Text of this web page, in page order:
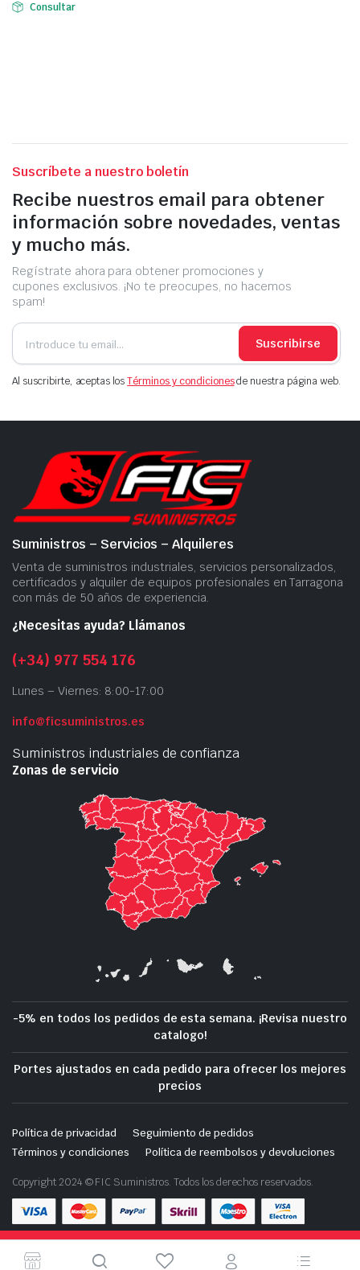
Tienda de demostración con fines de prueba — no se
Consultar
Suscríbete a nuestro boletín
Recibe nuestros email para obtener
información sobre novedades, ventas
y mucho más.
Regístrate ahora para obtener promociones y
cupones exclusivos. ¡No te preocupes, no hacemos
spam!
Suscribirse
Al suscribirte, aceptas losTérminos y condicionesde nuestra página web.
Suministros – Servicios – Alquileres
Venta de suministros industriales, servicios personalizados,
certificados y alquiler de equipos profesionales en Tarragona
con más de 50 años de experiencia.
¿Necesitas ayuda? Llámanos
(+34) 977 554 176
Lunes – Viernes: 8:00-17:00
info@ficsuministros.es
Suministros industriales de confianza
Zonas de servicio
-5% en todos los pedidos de esta semana. ¡Revisa nuestro
catalogo!
Portes ajustados en cada pedido para ofrecer los mejores
precios
Política de privacidad
Seguimiento de pedidos
Términos y condiciones
Política de reembolsos y devoluciones
Copyright 2024 © FIC Suministros. Todos los derechos reservados.
Descarga nuestra App en tu móvil